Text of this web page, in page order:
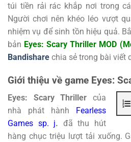
túi tiền rải rác khắp nơi trong
Người chơi nên khéo léo vượt
nhiệm vụ để sinh tồn hiệu quả.
bản Eyes: Scary Thriller MOD
Bandishare chia sẻ trong bài viết
Giới thiệu về game Eyes:
Eyes: Scary Thriller của
nhà phát hành
Fearless
Games sp. j. đã thu hút
hàng chục triệu lượt tải xuống.